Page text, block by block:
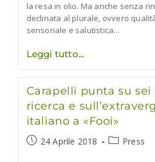
la resa in olio. Ma anche senza
declinata al plurale, ovvero
sensoriale e salutistica...
Leggi tuttoPiù
più
qualità
Carapelli punta su
ricerca e
italiano a «Fooi»
Articolo24 Aprile 2018
Categoria
Press